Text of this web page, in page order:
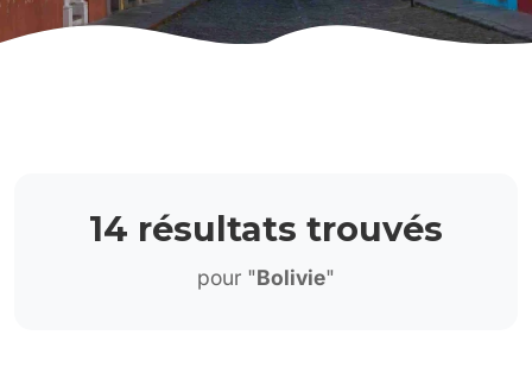
14 résultats trouvés
pour "Bolivie"